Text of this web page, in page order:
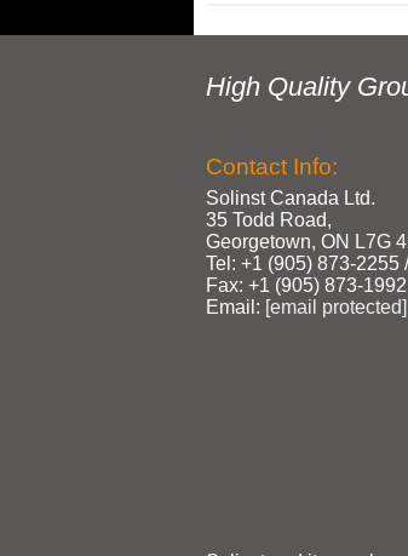
High Quality
Contact Info:
Solinst Canada Ltd.
35 Todd Road,
Georgetown, ON L7G
Tel: +1 (905) 873‑2255
Fax: +1 (905) 873‑1992
Email: [email protected]